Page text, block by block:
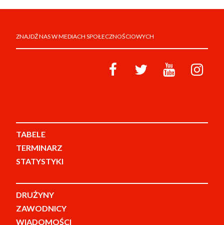
ZNAJDŹ NAS W MEDIACH SPOŁECZNOŚCIOWYCH
TABELE
TERMINARZ
STATYSTYKI
DRUŻYNY
ZAWODNICY
WIADOMOŚCI